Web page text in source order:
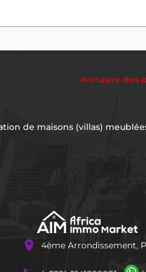
Annuaire des
de maisons (villas)
location_on 4ème Arrondissement,